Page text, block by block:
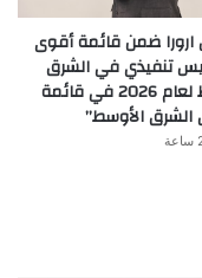
ضمن قائمة أقوى
رئيس تنفيذي في الشرق
الأوسط لعام 2026 في قائمة
الأوسط”